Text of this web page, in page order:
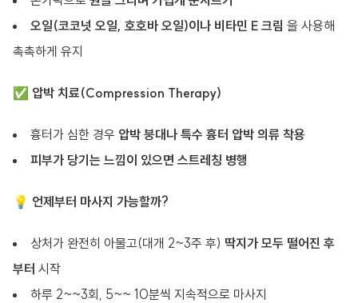
오일(코코넛 오일, 호호바 오일)이나 비타민 E 크림 을 사용해
촉촉하게 유지
✅ 압박 치료(Compression Therapy)
흉터가 심한 경우 압박 붕대나 특수 흉터 압박 의류 착용
피부가 당기는 느낌이 있으면 스트레칭 병행
💡 언제부터 마사지 가능할까?
상처가 완전히 아물고(대개 2~3주 후) 딱지가 모두 떨어진 후
부터 시작
하루 2~~3회, 5~~ 10분씩 지속적으로 마사지